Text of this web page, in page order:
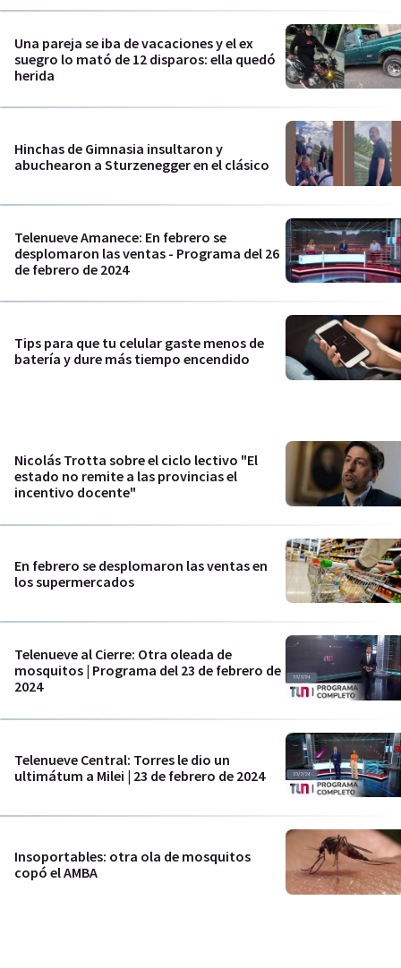
Una pareja se iba de vacaciones y el ex
suegro lo mató de 12 disparos: ella quedó
herida
Hinchas de Gimnasia insultaron y
abuchearon a Sturzenegger en el clásico
Telenueve Amanece: En febrero se
desplomaron las ventas - Programa del 26
de febrero de 2024
Tips para que tu celular gaste menos de
batería y dure más tiempo encendido
Nicolás Trotta sobre el ciclo lectivo "El
estado no remite a las provincias el
incentivo docente"
En febrero se desplomaron las ventas en
los supermercados
Telenueve al Cierre: Otra oleada de
mosquitos | Programa del 23 de febrero de
2024
Telenueve Central: Torres le dio un
ultimátum a Milei | 23 de febrero de 2024
Insoportables: otra ola de mosquitos
copó el AMBA